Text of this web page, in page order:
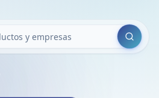
Buscar